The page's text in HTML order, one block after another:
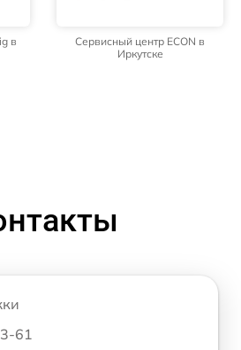
в
Сервисный центр ECON в
Иркутске
61